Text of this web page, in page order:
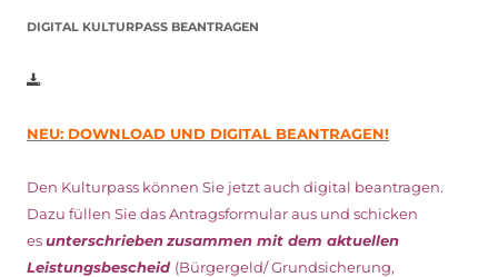
DIGITAL KULTURPASS BEANTRAGEN
NEU: DOWNLOAD UND DIGITAL BEANTRAGEN!
Den Kulturpass können Sie jetzt auch digital beantragen.
Dazu füllen Sie das Antragsformular aus und schicken
esunterschriebenzusammen mit dem aktuellen
Leistungsbescheid (Bürgergeld/ Grundsicherung,